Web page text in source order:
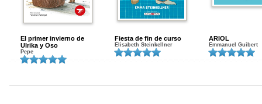
El primer invierno de
Ulrika y Oso
Pepe
Fiesta de fin de curso
Elisabeth Steinkellner
ARIOL
Emmanuel Guibert